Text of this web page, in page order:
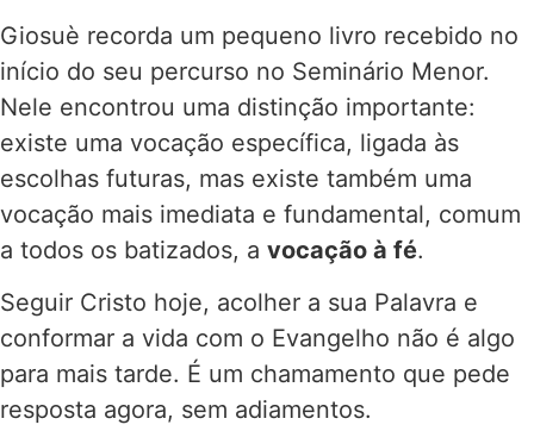
Giosuè recorda um pequeno livro recebido no
início do seu percurso no Seminário Menor.
Nele encontrou uma distinção importante:
existe uma vocação específica, ligada às
escolhas futuras, mas existe também uma
vocação mais imediata e fundamental, comum
a todos os batizados, a vocação à fé.
Seguir Cristo hoje, acolher a sua Palavra e
conformar a vida com o Evangelho não é algo
para mais tarde. É um chamamento que pede
resposta agora, sem adiamentos.